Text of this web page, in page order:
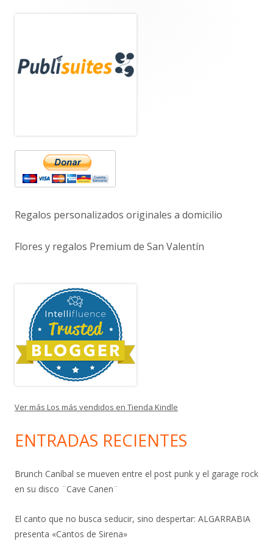
lateral
principal
Regalos personalizados originales a domicilio
Flores y regalos Premium de San Valentín
Ver más Los más vendidos en Tienda Kindle
ENTRADAS RECIENTES
Brunch Caníbal se mueven entre el post punk y el garage rock
en su disco ¨Cave Canen¨
El canto que no busca seducir, sino despertar: ALGARRABIA
presenta «Cantos de Sirena»